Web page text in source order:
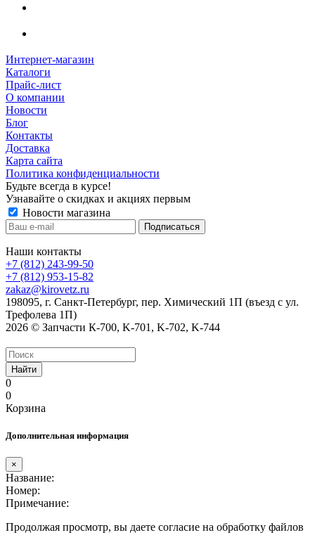
Интернет-магазин
Каталоги
Прайс-лист
О компании
Новости
Блог
Контакты
Доставка
Карта сайта
Политика конфиденциальности
Будьте всегда в курсе!
Узнавайте о скидках и акциях первым
Новости магазина
Наши контакты
+7 (812) 243-99-50
+7 (812) 953-15-82
zakaz@kirovetz.ru
198095, г. Санкт-Петербург, пер. Химический 1П (въезд с ул.
Трефолева 1П)
2026 © Запчасти К-700, K-701, K-702, K-744
Найти
0
0
Корзина
Дополнительная информация
×
Название:
Номер:
Примечание:
Продолжая просмотр, вы даете согласие на обработку файлов